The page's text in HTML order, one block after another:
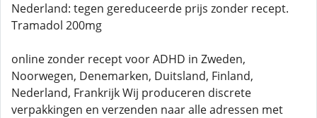
Nederland: tegen gereduceerde prijs zonder recept.
Tramadol 200mg
online zonder recept voor ADHD in Zweden,
Noorwegen, Denemarken, Duitsland, Finland,
Nederland, Frankrijk Wij produceren discrete
verpakkingen en verzenden naar alle adressen met